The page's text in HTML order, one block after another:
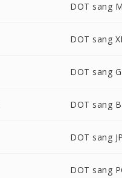
DOT sang
DOT sang
DOT sang
DOT sang
DOT sang
DOT sang